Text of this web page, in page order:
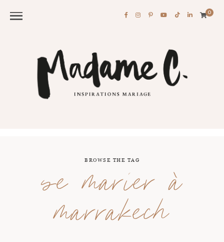
0
BROWSE THE TAG
se marier à
marrakech